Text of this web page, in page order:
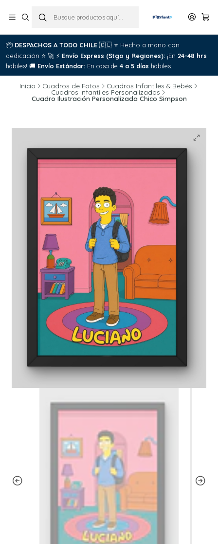
📦 DESPACHOS A TODO CHILE 🇨🇱 ⭐ Hecho a mano con
dedicación ⭐ 🚀 ⚡ Envío Express (Stgo y Regiones): ¡En 24-48 hrs
hábiles! 🚚 Envío Estándar: En casa de 4 a 5 días hábiles.
Inicio Cuadros de Fotos Cuadros Infantiles & Bebés
Cuadros Infantiles Personalizados
Cuadro Ilustración Personalizada Chico Simpson